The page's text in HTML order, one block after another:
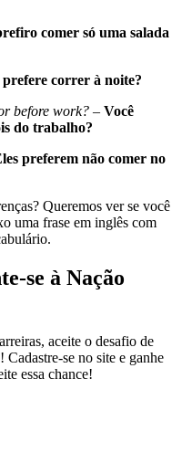
comer só uma salada
prefere correr à noite?
before work? – Você
do trabalho?
preferem não comer no
Queremos ver se você
uma frase em inglês com
se à Nação
aceite o desafio de
Cadastre-se no site e ganhe
essa chance!